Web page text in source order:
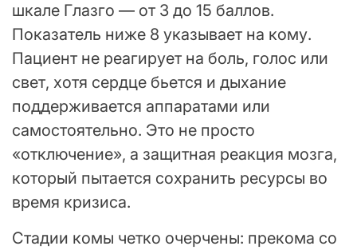
шкале Глазго — от 3 до 15 баллов.
Показатель ниже 8 указывает на кому.
Пациент не реагирует на боль, голос или
свет, хотя сердце бьется и дыхание
поддерживается аппаратами или
самостоятельно. Это не просто
«отключение», а защитная реакция мозга,
который пытается сохранить ресурсы во
время кризиса.
Стадии комы четко очерчены: прекома со